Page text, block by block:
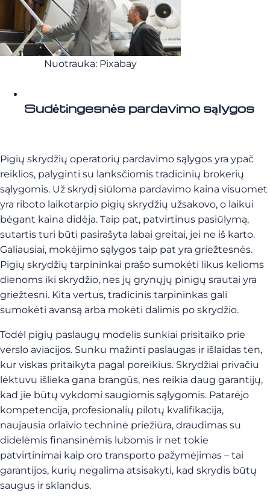
Nuotrauka: Pixabay
Sudėtingesnės pardavimo sąlygos
Pigių skrydžių operatorių pardavimo sąlygos yra ypač
reiklios, palyginti su lanksčiomis tradicinių brokerių
sąlygomis. Už skrydį siūloma pardavimo kaina visuomet
yra riboto laikotarpio pigių skrydžių užsakovo, o laikui
bėgant kaina didėja. Taip pat, patvirtinus pasiūlymą,
sutartis turi būti pasirašyta labai greitai, jei ne iš karto.
Galiausiai, mokėjimo sąlygos taip pat yra griežtesnės.
Pigių skrydžių tarpininkai prašo sumokėti likus kelioms
dienoms iki skrydžio, nes jų grynųjų pinigų srautai yra
griežtesni. Kita vertus, tradicinis tarpininkas gali
sumokėti avansą arba mokėti dalimis po skrydžio.
Todėl pigių paslaugų modelis sunkiai prisitaiko prie
verslo aviacijos. Sunku mažinti paslaugas ir išlaidas ten,
kur viskas pritaikyta pagal poreikius. Skrydžiai privačiu
lėktuvu išlieka gana brangūs, nes reikia daug garantijų,
kad jie būtų vykdomi saugiomis sąlygomis. Patarėjo
kompetencija, profesionalių pilotų kvalifikacija,
naujausia orlaivio techninė priežiūra, draudimas su
didelėmis finansinėmis lubomis ir net tokie
patvirtinimai kaip oro transporto pažymėjimas – tai
garantijos, kurių negalima atsisakyti, kad skrydis būtų
saugus ir sklandus.